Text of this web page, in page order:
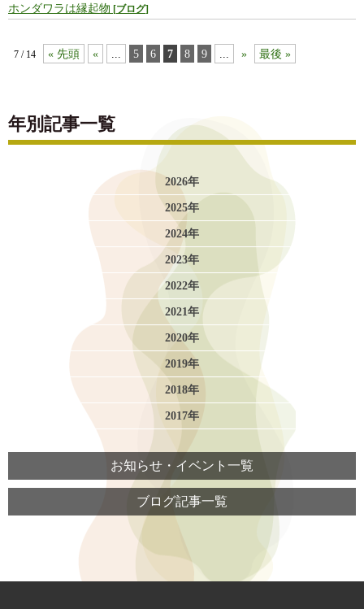
ホンダワラは縁起物 ブログ
7 / 14 « 先頭 « 5 6 7 8 9 » 最後 »
年別記事一覧
2026年
2025年
2024年
2023年
2022年
2021年
2020年
2019年
2018年
2017年
お知らせ・イベント一覧
ブログ記事一覧